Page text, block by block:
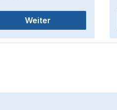
Weiter